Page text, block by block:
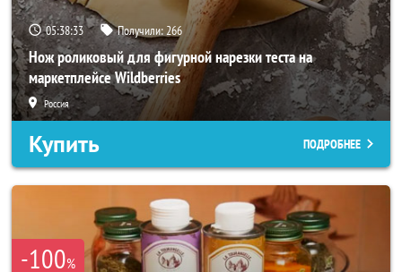
05:38:31 Получили:266
Нож роликовый для фигурной нарезки теста на
маркетплейсе Wildberries
Россия
Купить ПОДРОБНЕЕ
-100%